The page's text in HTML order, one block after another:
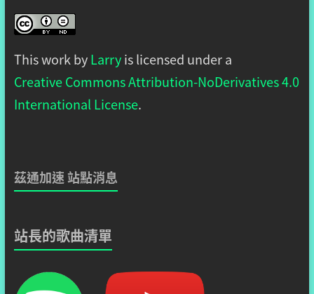
This work byLarryis licensed under a
Creative Commons Attribution-NoDerivatives 4.0
International License.
茲通加速 站點消息
站長的歌曲清單